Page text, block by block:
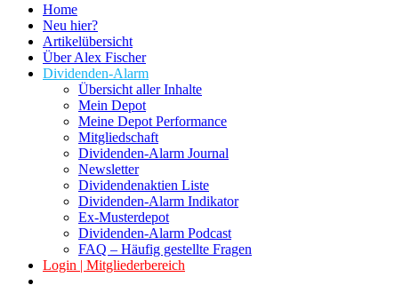
Home
Neu hier?
Artikelübersicht
Über Alex Fischer
Dividenden-Alarm
Übersicht aller Inhalte
Mein Depot
Meine Depot Performance
Mitgliedschaft
Dividenden-Alarm Journal
Newsletter
Dividendenaktien Liste
Dividenden-Alarm Indikator
Ex-Musterdepot
Dividenden-Alarm Podcast
FAQ – Häufig gestellte Fragen
Login | Mitgliederbereich